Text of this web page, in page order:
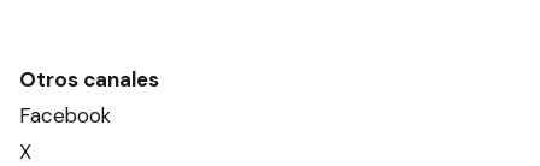
Otros canales
Facebook
X